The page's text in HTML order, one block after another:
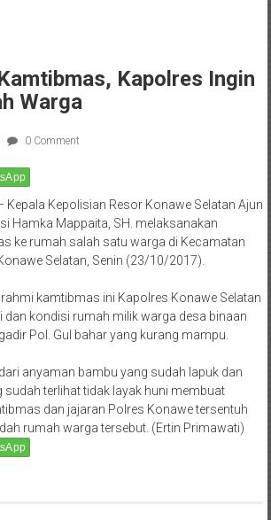
Kapolres Ingin
Warga
0 Comment
Kepala Kepolisian Resor Konawe Selatan Ajun
Hamka Mappaita, SH. melaksanakan
ke rumah salah satu warga di Kecamatan
Selatan, Senin (23/10/2017).
kamtibmas ini Kapolres Konawe Selatan
dan kondisi rumah milik warga desa binaan
Pol. Gul bahar yang kurang mampu.
anyaman bambu yang sudah lapuk dan
sudah terlihat tidak layak huni membuat
dan jajaran Polres Konawe tersentuh
rumah warga tersebut. (Ertin Primawati)